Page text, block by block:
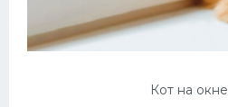
Кот на окне